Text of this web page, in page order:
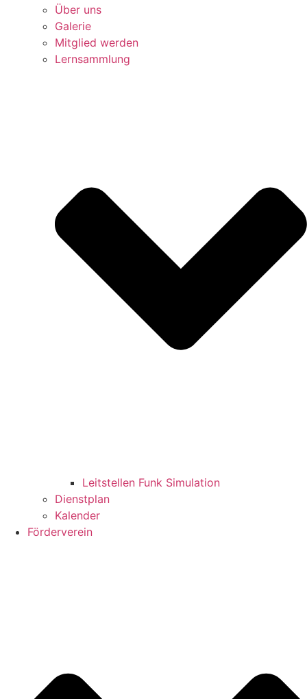
Über uns
Galerie
Mitglied werden
Lernsammlung
Leitstellen Funk Simulation
Dienstplan
Kalender
Förderverein